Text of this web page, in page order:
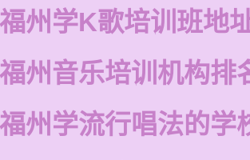
福州学K歌培训班地
福州音乐培训机构排
福州学流行唱法的学